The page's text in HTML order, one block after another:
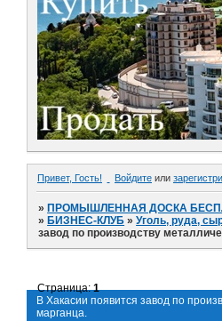
Привет, Гость! Войдите или
»ПРОМЫШЛЕННАЯ ДОСКА
»БИЗНЕС-КЛУБ »Уголь, руда,
завод по производству
В Хакасии появится завод по
марганца.
Страница:1